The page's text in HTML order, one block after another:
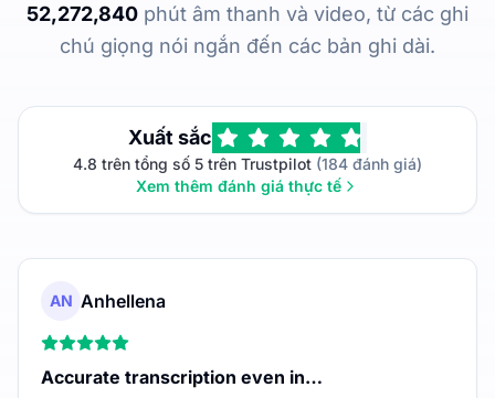
52,272,840 phút âm thanh và video, từ các ghi
chú giọng nói ngắn đến các bản ghi dài.
Xuất sắc
4.8 trên tổng số 5 trên Trustpilot (184 đánh giá)
Xem thêm đánh giá thực tế
AN Anhellena
Accurate transcription even in…